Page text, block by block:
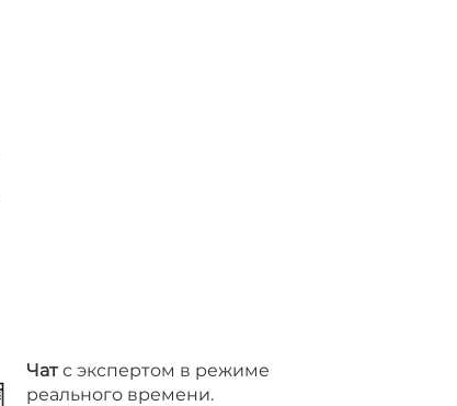
Чатс экспертом в режиме
реального времени.